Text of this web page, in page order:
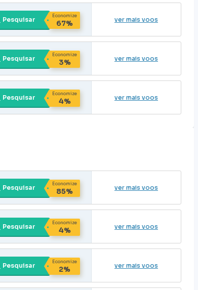
Pesquisar
Economize
67% ver mais voos
Pesquisar
Economize
3% ver mais voos
Pesquisar
Economize
4% ver mais voos
Pesquisar
Economize
85% ver mais voos
Pesquisar
Economize
4% ver mais voos
Pesquisar
Economize
2% ver mais voos